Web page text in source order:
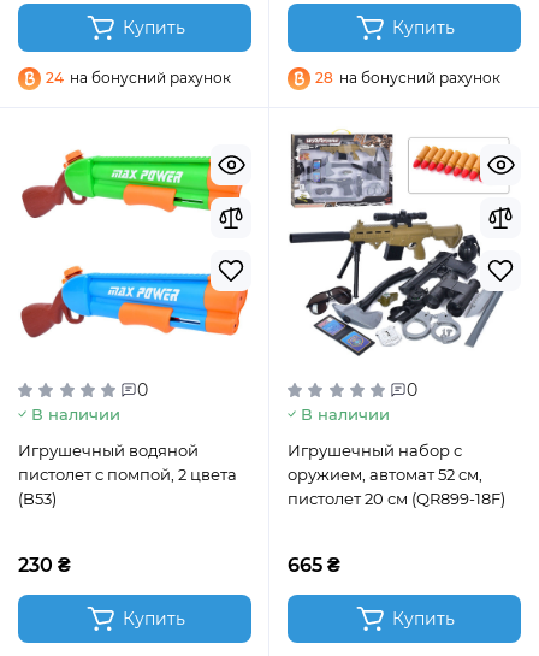
Купить
24 на бонусний рахунок
Купить
28 на бонусний рахунок
0
В наличии
Игрушечный водяной
пистолет с помпой, 2 цвета
(B53)
230 ₴
Купить
0
В наличии
Игрушечный набор с
оружием, автомат 52 см,
пистолет 20 см (QR899-18F)
665 ₴
Купить